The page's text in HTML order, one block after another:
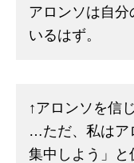
アロンソは自
いるはず。
↑アロンソを信
…ただ、私はア
集中しよう」と